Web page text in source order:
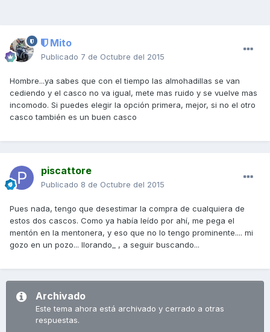
Mito
Publicado 7 de Octubre del 2015
Hombre...ya sabes que con el tiempo las almohadillas se van
cediendo y el casco no va igual, mete mas ruido y se vuelve mas
incomodo. Si puedes elegir la opción primera, mejor, si no el otro
casco también es un buen casco
piscattore
Publicado 8 de Octubre del 2015
Pues nada, tengo que desestimar la compra de cualquiera de
estos dos cascos. Como ya había leído por ahí, me pega el
mentón en la mentonera, y eso que no lo tengo prominente.... mi
gozo en un pozo... llorando_ , a seguir buscando...
Archivado
Este tema ahora está archivado y cerrado a otras
respuestas.